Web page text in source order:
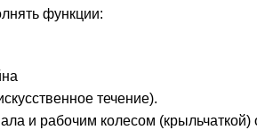
функции:
течение).
и рабочим колесом